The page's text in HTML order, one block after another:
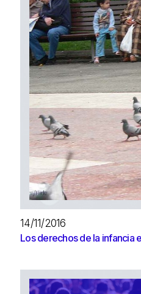
14/11/2016
Los derechos de la infancia